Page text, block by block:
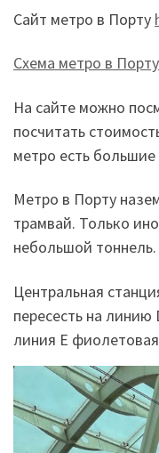
Сайт метро в Порту
Схема метро в
На сайте можно
посчитать
метро есть
Метро в Порту
трамвай. Только
небольшой тоннель.
Центральная
пересесть на
линия Е